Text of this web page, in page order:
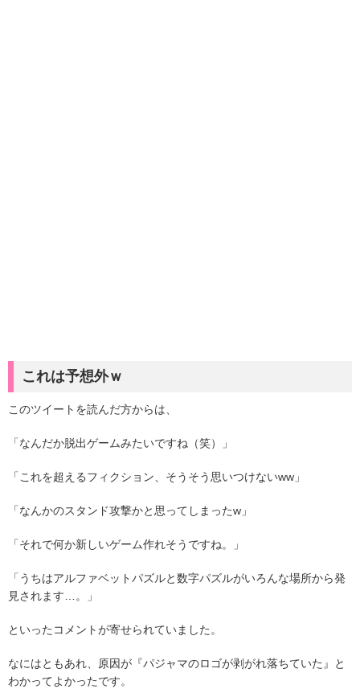
これは予想外ｗ
このツイートを読んだ方からは、
「なんだか脱出ゲームみたいですね（笑）」
「これを超えるフィクション、そうそう思いつけないww」
「なんかのスタンド攻撃かと思ってしまったw」
「それで何か新しいゲーム作れそうですね。」
「うちはアルファベットパズルと数字パズルがいろんな場所から発
見されます…。」
といったコメントが寄せられていました。
なにはともあれ、原因が『パジャマのロゴが剥がれ落ちていた』と
わかってよかったです。